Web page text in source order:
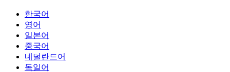
한국어
영어
일본어
중국어
네덜란드어
독일어